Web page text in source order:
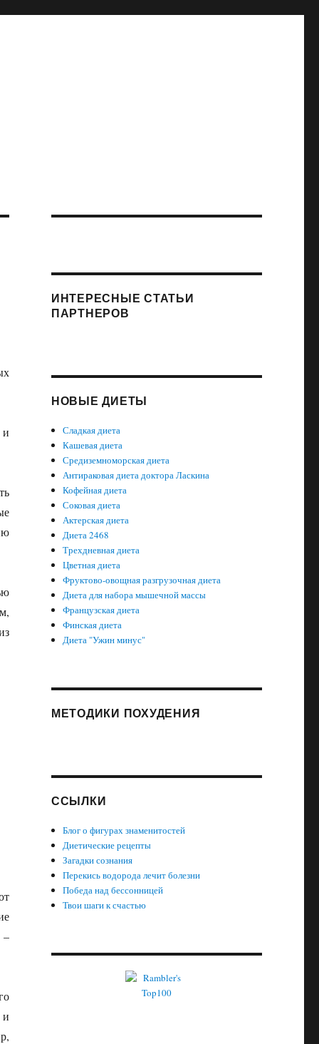
–
и
ИНТЕРЕСНЫЕ СТАТЬИ
ПАРТНЕРОВ
НОВЫЕ ДИЕТЫ
Сладкая диета
Кашевая диета
Средиземноморская диета
Антираковая диета доктора Ласкина
Кофейная диета
Соковая диета
Актерская диета
Диета 2468
Трехдневная диета
Цветная диета
Фруктово-овощная разгрузочная диета
Диета для набора мышечной массы
Французская диета
Финская диета
Диета "Ужин минус"
МЕТОДИКИ ПОХУДЕНИЯ
ССЫЛКИ
Блог о фигурах знаменитостей
Диетические рецепты
Загадки сознания
Перекись водорода лечит болезни
Победа над бессонницей
Твои шаги к счастью